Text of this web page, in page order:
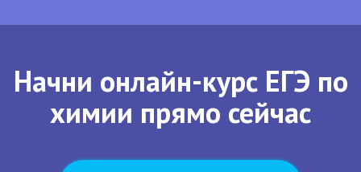
Начни онлайн-курс ЕГЭ по
химии прямо сейчас